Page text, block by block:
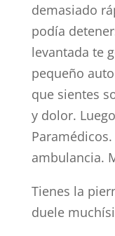
demasiado
podía
levantada te
pequeño
que sientes
y dolor.
ambulancia.
Tienes la
duele